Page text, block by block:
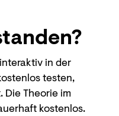
in der
testen,
Die Theorie im
kostenlos.